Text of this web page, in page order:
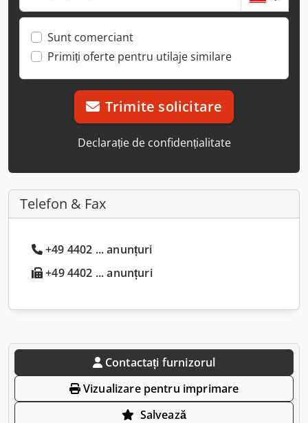
Sunt comerciant
Primiți oferte pentru utilaje similare
Trimite solicitare
Declarație de confidențialitate
Telefon & Fax
+49 4402 ... anunțuri
+49 4402 ... anunțuri
Contactați furnizorul
Vizualizare pentru imprimare
Salvează